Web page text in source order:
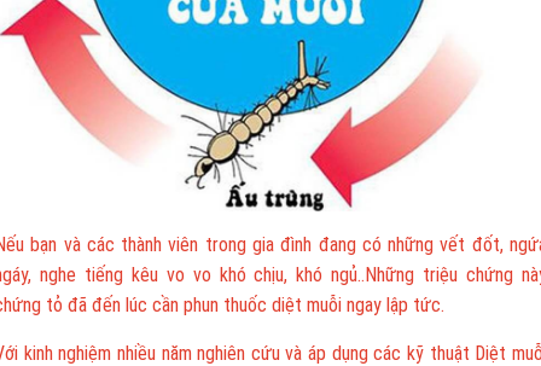
bạn và các thành viên trong gia đình đang có những vết đốt,
nghe tiếng kêu vo vo khó chịu, khó ngủ..Những triệu chứng
tỏ đã đến lúc cần phun thuốc diệt muỗi ngay lập tức.
kinh nghiệm nhiều năm nghiên cứu và áp dụng các kỹ thuật Diệt